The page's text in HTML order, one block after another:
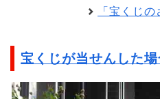
「宝くじ
宝くじが当せんした